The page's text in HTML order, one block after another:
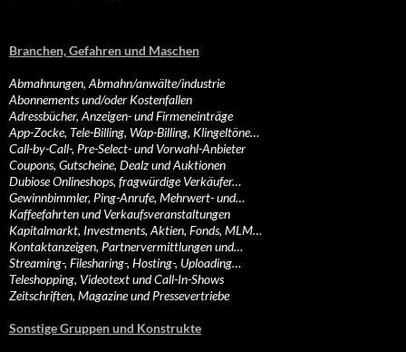
Branchen, Gefahren und Maschen
Abmahnungen, Abmahn/anwälte/industrie
Abonnements und/oder Kostenfallen
Adressbücher, Anzeigen- und Firmeneinträge
App-Zocke, Tele-Billing, Wap-Billing, Klingeltöne…
Call-by-Call-, Pre-Select- und Vorwahl-Anbieter
Coupons, Gutscheine, Dealz und Auktionen
Dubiose Onlineshops, fragwürdige Verkäufer…
Gewinnbimmler, Ping-Anrufe, Mehrwert- und…
Kaffeefahrten und Verkaufsveranstaltungen
Kapitalmarkt, Investments, Aktien, Fonds, MLM…
Kontaktanzeigen, Partnervermittlungen und…
Streaming-, Filesharing-, Hosting-, Uploading…
Teleshopping, Videotext und Call-In-Shows
Zeitschriften, Magazine und Pressevertriebe
Sonstige Gruppen und Konstrukte